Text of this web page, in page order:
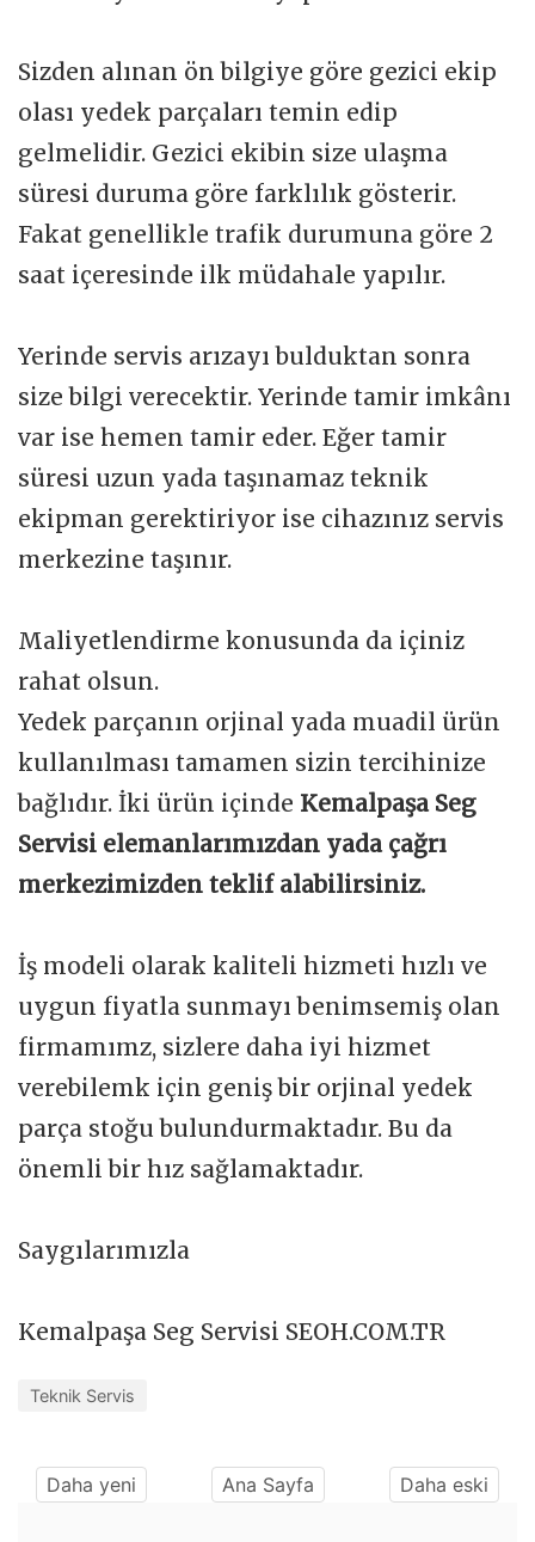
Sizden alınan ön bilgiye göre gezici ekip
olası yedek parçaları temin edip
gelmelidir. Gezici ekibin size ulaşma
süresi duruma göre farklılık gösterir.
Fakat genellikle trafik durumuna göre 2
saat içeresinde ilk müdahale yapılır.
Yerinde servis arızayı bulduktan sonra
size bilgi verecektir. Yerinde tamir imkânı
var ise hemen tamir eder. Eğer tamir
süresi uzun yada taşınamaz teknik
ekipman gerektiriyor ise cihazınız servis
merkezine taşınır.
Maliyetlendirme konusunda da içiniz
rahat olsun.
Yedek parçanın orjinal yada muadil ürün
kullanılması tamamen sizin tercihinize
bağlıdır. İki ürün içinde Kemalpaşa Seg
Servisi elemanlarımızdan yada çağrı
merkezimizden teklif alabilirsiniz.
İş modeli olarak kaliteli hizmeti hızlı ve
uygun fiyatla sunmayı benimsemiş olan
firmamımz, sizlere daha iyi hizmet
verebilemk için geniş bir orjinal yedek
parça stoğu bulundurmaktadır. Bu da
önemli bir hız sağlamaktadır.
Saygılarımızla
Kemalpaşa Seg Servisi SEOH.COM.TR
Teknik Servis
Daha yeni Ana Sayfa Daha eski